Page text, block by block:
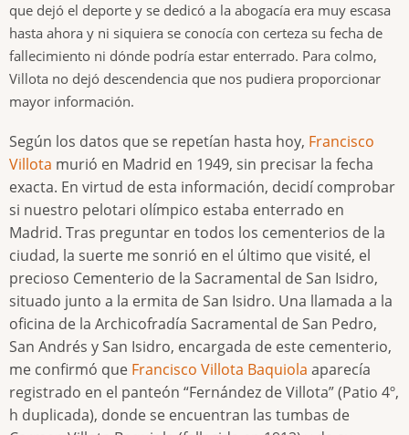
que dejó el deporte y se dedicó a la abogacía era muy escasa
hasta ahora y ni siquiera se conocía con certeza su fecha de
fallecimiento ni dónde podría estar enterrado. Para colmo,
Villota no dejó descendencia que nos pudiera proporcionar
mayor información.
Según los datos que se repetían hasta hoy, Francisco
Villota murió en Madrid en 1949, sin precisar la fecha
exacta. En virtud de esta información, decidí comprobar
si nuestro pelotari olímpico estaba enterrado en
Madrid. Tras preguntar en todos los cementerios de la
ciudad, la suerte me sonrió en el último que visité, el
precioso Cementerio de la Sacramental de San Isidro,
situado junto a la ermita de San Isidro. Una llamada a la
oficina de la Archicofradía Sacramental de San Pedro,
San Andrés y San Isidro, encargada de este cementerio,
me confirmó que Francisco Villota Baquiola aparecía
registrado en el panteón “Fernández de Villota” (Patio 4º,
h duplicada), donde se encuentran las tumbas de